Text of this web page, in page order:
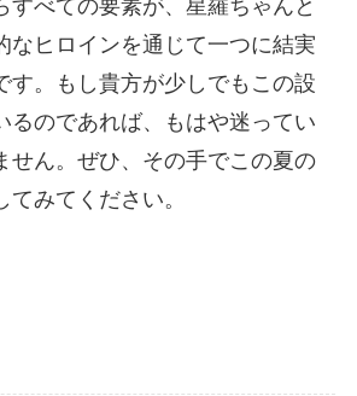
すべての要素が、星羅ちゃんと
なヒロインを通じて一つに結実
す。もし貴方が少しでもこの設
るのであれば、もはや迷ってい
せん。ぜひ、その手でこの夏の
みてください。